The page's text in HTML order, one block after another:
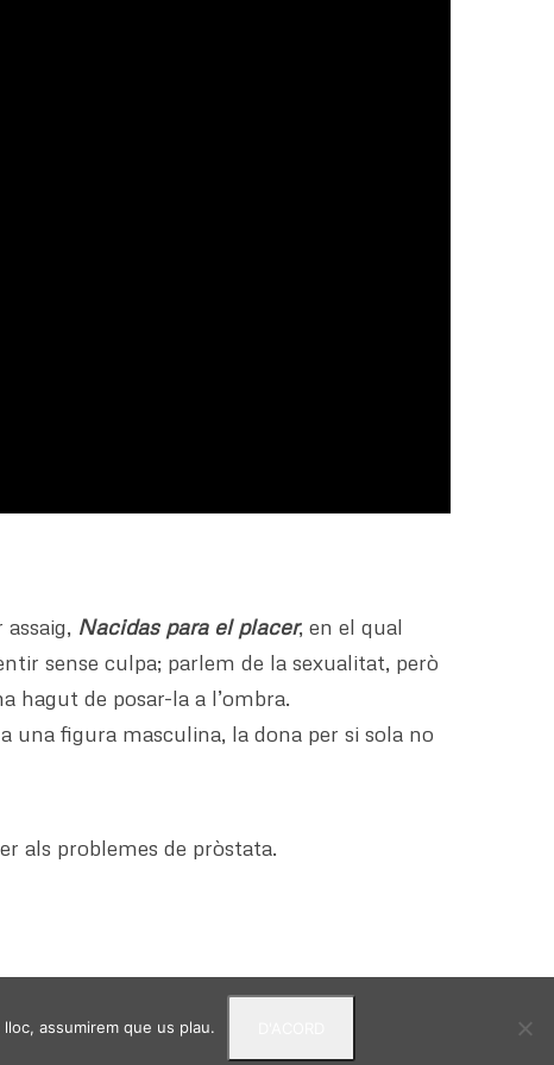
Nacidas para el placer, en el qual
sense culpa; parlem de la sexualitat, però
hagut de posar-la a l’ombra.
figura masculina, la dona per si sola no
als problemes de pròstata.
assumirem que us plau.